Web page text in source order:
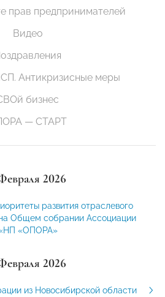
прав предпринимателей
Видео
Антикризисные меры
бизнес
— СТАРТ
2026
развития отраслевого
Общем собрании Ассоциации
«ОПОРА»
2026
из Новосибирской области